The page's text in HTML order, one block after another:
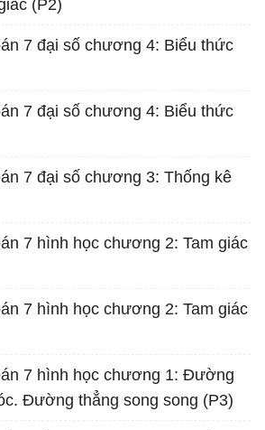
(P2)
7 đại số chương 4: Biểu thức
7 đại số chương 4: Biểu thức
7 đại số chương 3: Thống kê
7 hình học chương 2: Tam giác
7 hình học chương 2: Tam giác
7 hình học chương 1: Đường
Đường thẳng song song (P3)